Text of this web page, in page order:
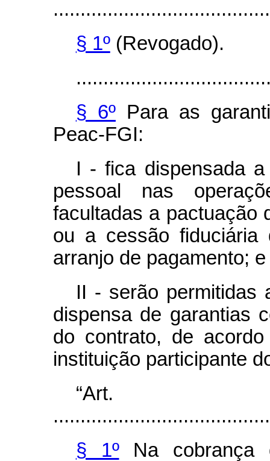
§ 1º(Revogado).
§ 6ºPara as
Peac-FGI:
I - fica dispensada
pessoal nas
facultadas a pactuação
ou a cessão fiduciária
arranjo de pagamento; e
II - serão permitidas
dispensa de garantias
do contrato, de
instituição participante
§ 1ºNa cobrança